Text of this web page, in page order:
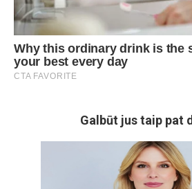
Galbūt jus taip pat